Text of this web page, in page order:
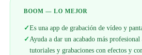
BOOM — LO MEJOR
✓Es una app de grabación de vídeo y
✓Ayuda a dar un acabado más
tutoriales y grabaciones con efectos y